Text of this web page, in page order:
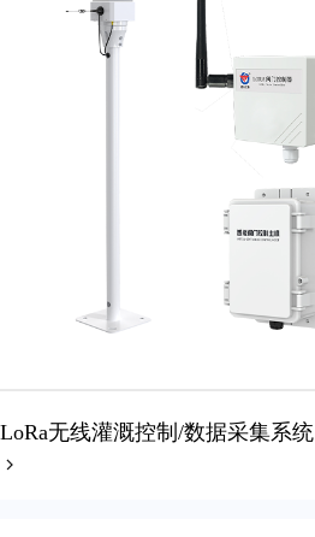
LoRa无线灌溉控制/数据采集系统